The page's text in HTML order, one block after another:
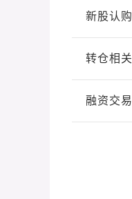
新股认购
转仓相关
融资交易